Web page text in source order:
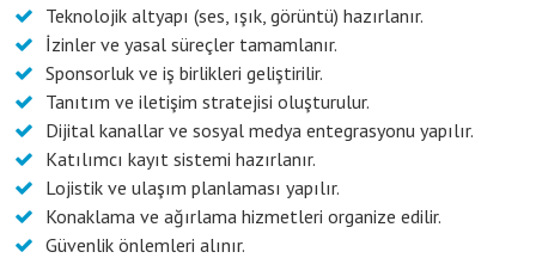
Teknolojik altyapı (ses, ışık, görüntü) hazırlanır.
İzinler ve yasal süreçler tamamlanır.
Sponsorluk ve iş birlikleri geliştirilir.
Tanıtım ve iletişim stratejisi oluşturulur.
Dijital kanallar ve sosyal medya entegrasyonu yapılır.
Katılımcı kayıt sistemi hazırlanır.
Lojistik ve ulaşım planlaması yapılır.
Konaklama ve ağırlama hizmetleri organize edilir.
Güvenlik önlemleri alınır.